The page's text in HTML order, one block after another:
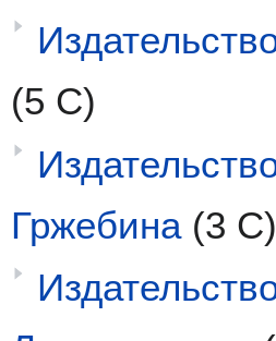
(5 С)
Гржебина (3 С)